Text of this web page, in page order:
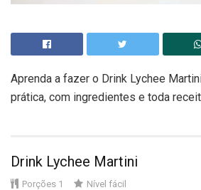
Aprenda a fazer o Drink Lychee
prática, com ingredientes e toda
Drink Lychee Martini
Porções 1 Nível fácil